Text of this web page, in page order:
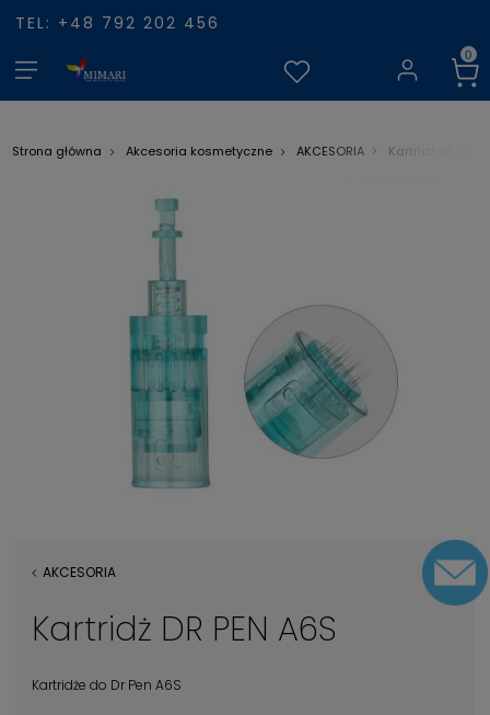
TEL: +48 792 202 456
Strona główna Akcesoria kosmetyczne AKCESORIA Kartridż DR PEN
AKCESORIA
Kartridż DR PEN A6S
Kartridże do Dr Pen A6S